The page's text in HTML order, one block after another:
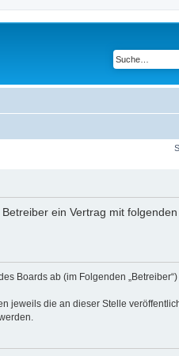
ein Vertrag mit
Boards ab (im Folgenden
jeweils die an dieser Stelle